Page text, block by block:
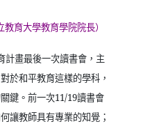
育大學教育學院院長）
計畫最後一次讀書會，主
於和平教育這樣的學科，
鍵。前一次11/19讀書會
讓教師具有專業的知覺；